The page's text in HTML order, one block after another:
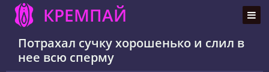
КРЕМПАЙ
Потрахал сучку хорошенько и слил в
нее всю сперму